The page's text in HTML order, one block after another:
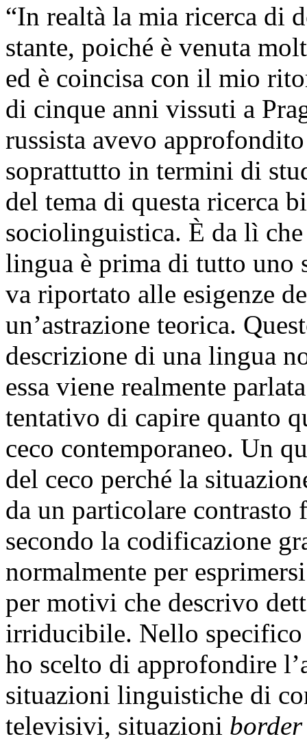
“In realtà la mia ricerca di
stante, poiché è venuta
ed è coincisa con il mio
di cinque anni vissuti a
russista avevo
soprattutto in termini di
del tema di questa ricerca
sociolinguistica. È da lì
lingua è prima di tutto uno
va riportato alle esigenze
un’astrazione teorica.
descrizione di una lingua
essa viene realmente
tentativo di capire quanto
ceco contemporaneo. Un
del ceco perché la
da un particolare
secondo la codificazione
normalmente per
per motivi che descrivo
irriducibile. Nello
ho scelto di approfondire
situazioni linguistiche di
televisivi, situazioni border